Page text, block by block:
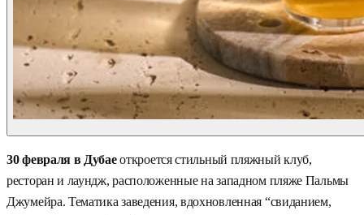
30 февраля в Дубаеоткроется стильный пляжный клуб,
ресторан и лаундж, расположенные на западном пляже Пальмы
Джумейра. Тематика заведения, вдохновленная “свиданием,